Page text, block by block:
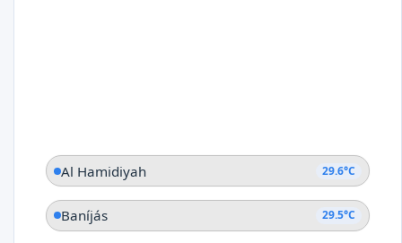
Al Hamidiyah 29.6°C
Baníjás 29.5°C